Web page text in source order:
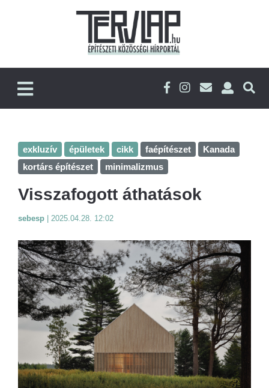
exkluzív épületek cikk faépítészet
Kanada
kortárs építészet
minimalizmus
Visszafogott áthatások
sebesp 2025.04.28. 12:02